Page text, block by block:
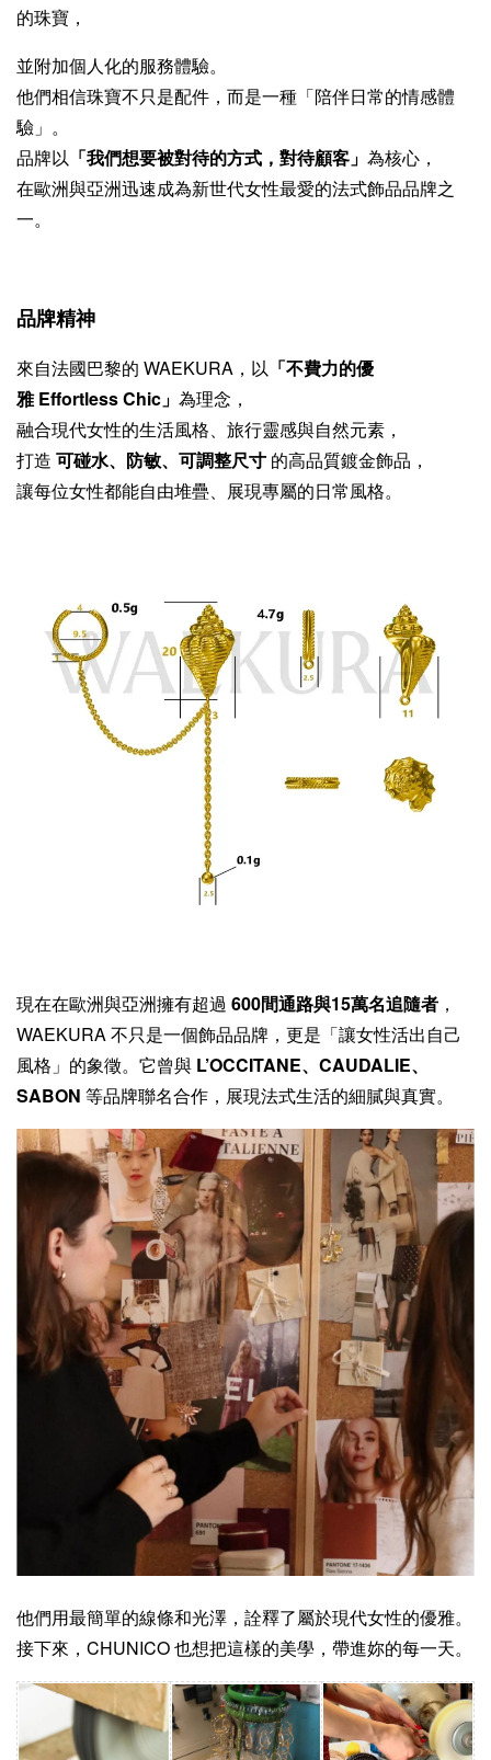
的珠寶，
並附加個人化的服務體驗。
他們相信珠寶不只是配件，而是一種「陪伴日常的情感體
驗」。
品牌以 「我們想要被對待的方式，對待顧客」 為核心，
在歐洲與亞洲迅速成為新世代女性最愛的法式飾品品牌之
一。
品牌精神
來自法國巴黎的 WAEKURA，以 「不費力的優
雅 Effortless Chic」 為理念，
融合現代女性的生活風格、旅行靈感與自然元素，
打造 可碰水、防敏、可調整尺寸 的高品質鍍金飾品，
讓每位女性都能自由堆疊、展現專屬的日常風格。
現在在歐洲與亞洲擁有超過 600間通路與15萬名追隨者 ，
WAEKURA 不只是一個飾品品牌，更是「讓女性活出自己
風格」的象徵。它曾與 L’OCCITANE、CAUDALIE、
SABON 等品牌聯名合作，展現法式生活的細膩與真實。
他們用最簡單的線條和光澤，詮釋了屬於現代女性的優雅。
接下來，CHUNICO 也想把這樣的美學，帶進妳的每一天。